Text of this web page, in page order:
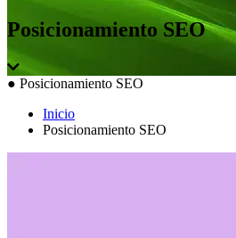
PosicionamientoSEO
● Posicionamiento SEO
Inicio
Posicionamiento SEO